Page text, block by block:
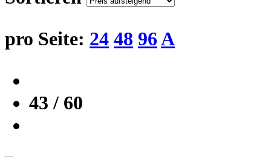
pro Seite: 24 48 96A
43 / 60